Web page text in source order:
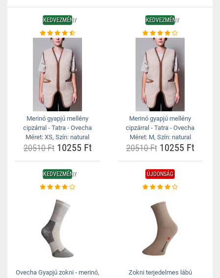
KEDVEZMÉNY
Merinó gyapjú mellény
cipzárral - Tatra - Ovecha
Méret: XS, Szín: natural
20510 Ft10255 Ft
KEDVEZMÉNY
Merinó gyapjú mellény
cipzárral - Tatra - Ovecha
Méret: M, Szín: natural
20510 Ft10255 Ft
KEDVEZMÉNY
Ovecha Gyapjú zokni - merinó,
ÚJDONSÁG
Zokni terjedelmes lábú